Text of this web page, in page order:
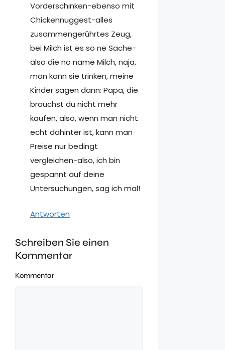
Vorderschinken-ebenso mit
Chickennuggest-alles
zusammengerührtes Zeug,
bei Milch ist es so ne Sache-
also die no name Milch, naja,
man kann sie trinken, meine
Kinder sagen dann: Papa, die
brauchst du nicht mehr
kaufen, also, wenn man nicht
echt dahinter ist, kann man
Preise nur bedingt
vergleichen-also, ich bin
gespannt auf deine
Untersuchungen, sag ich mal!
Antworten
Schreiben Sie einen
Kommentar
Kommentar